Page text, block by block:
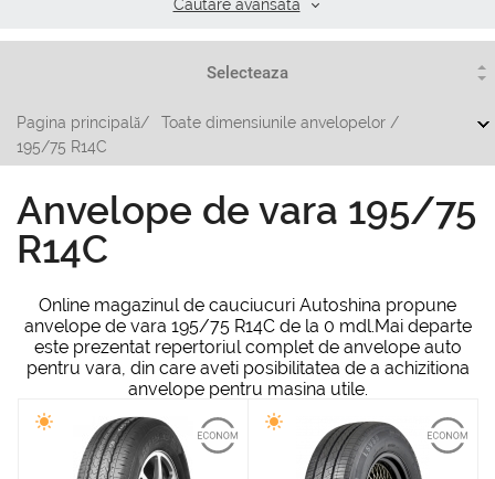
Cautare аvansata
Pagina principală/ Toate dimensiunile anvelopelor /
195/75 R14C
Anvelope de vara 195/75
R14C
Online magazinul de cauciucuri Autoshina propune
anvelope de vara 195/75 R14C de la 0 mdl.Mai departe
este prezentat repertoriul complet de anvelope auto
pentru vara, din care aveti posibilitatea de a achizitiona
anvelope pentru masina utile.